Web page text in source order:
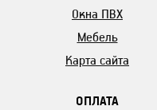
Окна ПВХ
Мебель
Карта сайта
ОПЛАТА